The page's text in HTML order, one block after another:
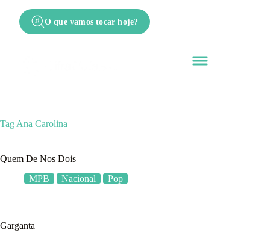
O que vamos tocar hoje?
Tag Ana Carolina
Quem De Nos Dois
MPB
Nacional Pop
Garganta